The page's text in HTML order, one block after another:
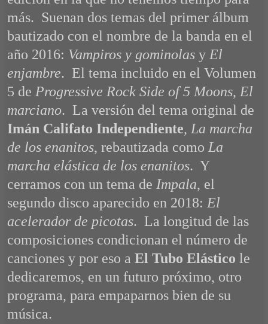
más. Suenan dos temas del primer álbum
bautizado con el nombre de la banda en el
año 2016: Vampiros y gominolas y El
enjambre. El tema incluido en el Volumen
5 de Progressive Rock Side of 5 Moons, El
marciano. La versión del tema original de
Imán Califato Independiente, La marcha
de los enanitos, rebautizada como La
marcha elástica de los enanitos. Y
cerramos con un tema de Impala, el
segundo disco aparecido en 2018: El
acelerador de picotas. La longitud de las
composiciones condicionan el número de
canciones y por eso a El Tubo Elástico le
dedicaremos, en un futuro próximo, otro
programa, para empaparnos bien de su
música.